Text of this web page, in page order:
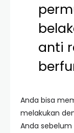
anti
Anda bisa
melakukan
Anda